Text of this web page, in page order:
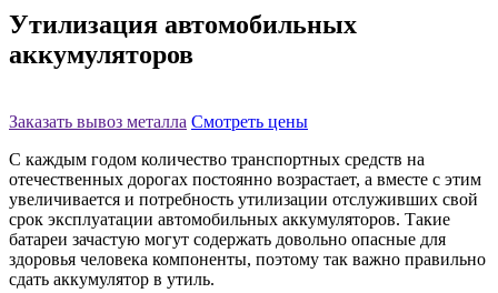
Утилизация автомобильных
аккумуляторов
Заказать вывоз металла Смотреть цены
С каждым годом количество транспортных средств на
отечественных дорогах постоянно возрастает, а вместе с этим
увеличивается и потребность утилизации отслуживших свой
срок эксплуатации автомобильных аккумуляторов. Такие
батареи зачастую могут содержать довольно опасные для
здоровья человека компоненты, поэтому так важно правильно
сдать аккумулятор в утиль.